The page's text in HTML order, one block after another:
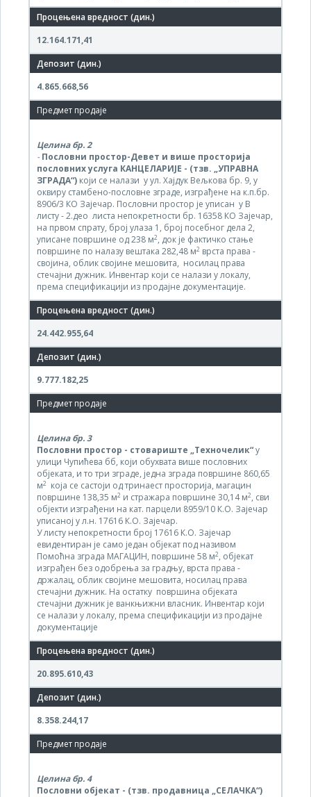
12.164.171,41
4.865.668,56
Целина бр.2
- Пословни простор-Девет и више просторија
пословних услуга КАНЦЕЛАРИЈЕ - (тзв. „УПРАВНА
ЗГРАДА“) који се налази у ул. Хајдук Вељкова бр. 9, у
оквиру стамбено-пословне зграде, изграђене на к.п.бр.
8906/3 КО Зајечар. Пословни простор је уписан у В
листу - 2.део листа непокретности бр. 16358 КО Зајечар,
на првом спрату, број улаза 1, број посебног дела 2,
уписане површине од 238 м2, док је фактичко стање
површине по налазу вештака 282,48 м2 врста права -
својина, облик својине мешовита, носилац права
стечајни дужник. Инвентар који се налази у локалу,
према спецификацији из продајне документације.
24.442.955,64
9.777.182,25
Целина бр.3
Пословни простор - стовариште „Техночелик“у
улици Чупићева бб, који обухвата више пословних
објеката, и то три зграде, једна зграда површине 860,65
м2
која се састоји од тринаест просторија, магацин
површине 138,35 м2 и стражара површине 30,14 м2, сви
објекти изграђени на кат. парцели 8959/10 К.О. Зајечар
уписаној у л.н. 17616 К.О. Зајечар.
У листу непокретности број 17616 К.О. Зајечар
евидентиран је само један објекат под називом
Помоћна зграда МАГАЦИН, површине 58 м2, објекат
изграђен без одобрења за градњу, врста права -
држалац, облик својине мешовита, носилац права
стечајни дужник. На остатку површина објеката
стечајни дужник је ванкњижни власник. Инвентар који
се налази у локалу, према спецификацији из продајне
документације
20.895.610,43
8.358.244,17
Целина бр.4
Пословни објекат - (тзв. продавница „СЕЛАЧКА“)